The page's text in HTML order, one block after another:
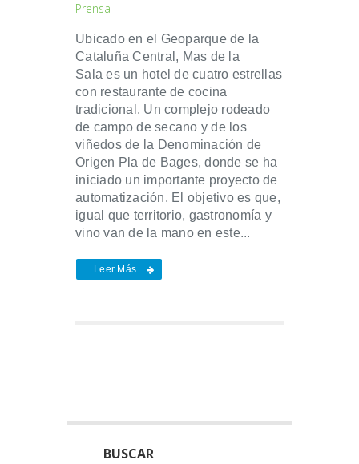
Prensa
Ubicado en el Geoparque de la
Cataluña Central, Mas de la
Sala es un hotel de cuatro estrellas
con restaurante de cocina
tradicional. Un complejo rodeado
de campo de secano y de los
viñedos de la Denominación de
Origen Pla de Bages, donde se ha
iniciado un importante proyecto de
automatización. El objetivo es que,
igual que territorio, gastronomía y
vino van de la mano en este...
Leer Más
BUSCAR